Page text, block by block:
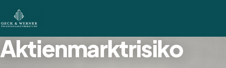
Aktienmarktrisiko